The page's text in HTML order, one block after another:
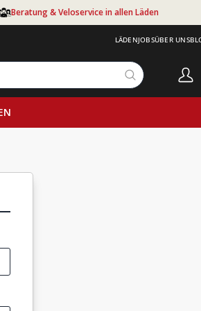
Beratung & Veloservice in allen Läden
LÄDENJOBSÜBER UNS